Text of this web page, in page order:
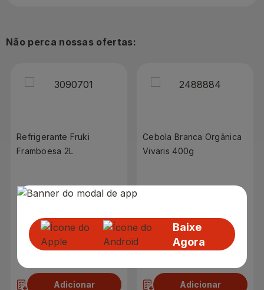
Não perca nossas ofertas:
Refrigerante Fruki
Framboesa 2L
R$ 4,99
Adicionar
Cebola Branca Orgânica
Vivaris 400g
R$ 9,89
Adicionar
Baixe
Agora